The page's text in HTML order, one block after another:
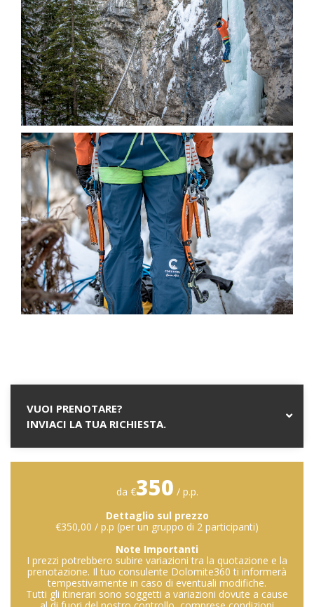
VUOI PRENOTARE?
INVIACI LA TUA RICHIESTA.
da €350 / p.p.
Dettaglio sul prezzo
€350,00 / p.p (per un gruppo di 2 participanti)
Note Importanti
I prezzi potrebbero subire variazioni tra la quotazione e la
prenotazione. Il tuo consulente Dolomite360 ti informerà
tempestivamente in caso di eventuali modifiche.
Tutti gli itinerari sono soggetti a variazioni dovute a cause